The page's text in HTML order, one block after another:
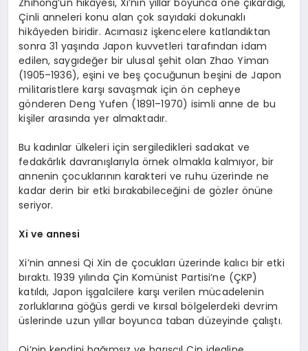
Çinli anneleri konu alan çok sayıdaki dokunaklı
hikâyeden biridir. Acımasız işkencelere katlandıktan
sonra 31 yaşında Japon kuvvetleri tarafından idam
edilen, saygıdeğer bir ulusal şehit olan Zhao Yiman
(1905–1936), eşini ve beş çocuğunun beşini de Japon
militaristlere karşı savaşmak için ön cepheye
gönderen Deng Yufen (1891–1970) isimli anne de bu
kişiler arasında yer almaktadır.
Bu kadınlar ülkeleri için sergiledikleri sadakat ve
fedakârlık davranışlarıyla örnek olmakla kalmıyor, bir
annenin çocuklarının karakteri ve ruhu üzerinde ne
kadar derin bir etki bırakabileceğini de gözler önüne
seriyor.
Xi ve annesi
Xi’nin annesi Qi Xin de çocukları üzerinde kalıcı bir etki
bıraktı. 1939 yılında Çin Komünist Partisi’ne (ÇKP)
katıldı, Japon işgalcilere karşı verilen mücadelenin
zorluklarına göğüs gerdi ve kırsal bölgelerdeki devrim
üslerinde uzun yıllar boyunca taban düzeyinde çalıştı.